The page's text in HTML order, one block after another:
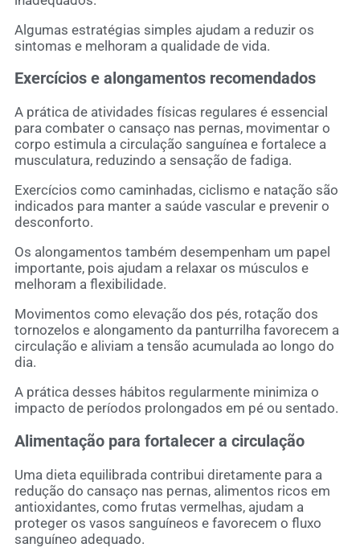
Algumas estratégias simples ajudam a reduzir os
sintomas e melhoram a qualidade de vida.
Exercícios e alongamentos recomendados
A prática de atividades físicas regulares é essencial
para combater o cansaço nas pernas, movimentar o
corpo estimula a circulação sanguínea e fortalece a
musculatura, reduzindo a sensação de fadiga.
Exercícios como caminhadas, ciclismo e natação são
indicados para manter a saúde vascular e prevenir o
desconforto.
Os alongamentos também desempenham um papel
importante, pois ajudam a relaxar os músculos e
melhoram a flexibilidade.
Movimentos como elevação dos pés, rotação dos
tornozelos e alongamento da panturrilha favorecem a
circulação e aliviam a tensão acumulada ao longo do
dia.
A prática desses hábitos regularmente minimiza o
impacto de períodos prolongados em pé ou sentado.
Alimentação para fortalecer a circulação
Uma dieta equilibrada contribui diretamente para a
redução do cansaço nas pernas, alimentos ricos em
antioxidantes, como frutas vermelhas, ajudam a
proteger os vasos sanguíneos e favorecem o fluxo
sanguíneo adequado.